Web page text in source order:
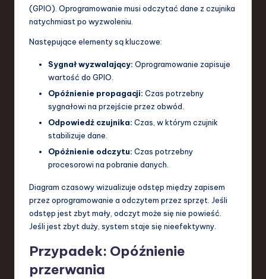
(GPIO). Oprogramowanie musi odczytać dane z czujnika
natychmiast po wyzwoleniu.
Następujące elementy są kluczowe:
Sygnał wyzwalający: Oprogramowanie zapisuje
wartość do GPIO.
Opóźnienie propagacji: Czas potrzebny
sygnałowi na przejście przez obwód.
Odpowiedź czujnika: Czas, w którym czujnik
stabilizuje dane.
Opóźnienie odczytu: Czas potrzebny
procesorowi na pobranie danych.
Diagram czasowy wizualizuje odstęp między zapisem
przez oprogramowanie a odczytem przez sprzęt. Jeśli
odstęp jest zbyt mały, odczyt może się nie powieść.
Jeśli jest zbyt duży, system staje się nieefektywny.
Przypadek: Opóźnienie
przerwania